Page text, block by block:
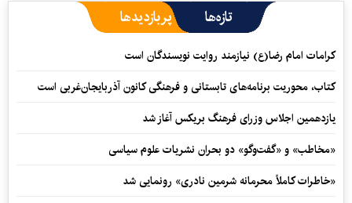
تازه‌ها پربازدیدها
کرامات امام رضا(ع) نیازمند روایت نویسندگان است
کتاب، محوریت برنامه‌های تابستانی و فرهنگی کانون آذربایجان‌غربی است
یازدهمین اجلاس وزرای فرهنگ بریکس آغاز شد
«مخاطب» و «گفت‌وگو» دو بحران نشریات علوم سیاسی
«خاطرات کاملاً محرمانه شرمین نادری» رونمایی شد